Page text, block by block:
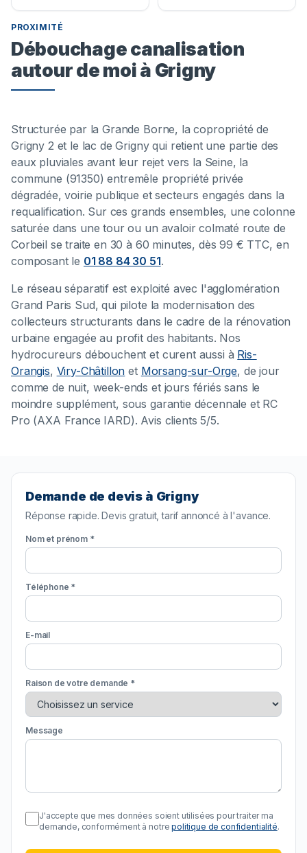
PROXIMITÉ
Débouchage canalisation
autour de moi à Grigny
Structurée par la Grande Borne, la copropriété de
Grigny 2 et le lac de Grigny qui retient une partie des
eaux pluviales avant leur rejet vers la Seine, la
commune (91350) entremêle propriété privée
dégradée, voirie publique et secteurs engagés dans la
requalification. Sur ces grands ensembles, une colonne
saturée dans une tour ou un avaloir colmaté route de
Corbeil se traite en 30 à 60 minutes, dès 99 € TTC, en
composant le 01 88 84 30 51.
Le réseau séparatif est exploité avec l'agglomération
Grand Paris Sud, qui pilote la modernisation des
collecteurs structurants dans le cadre de la rénovation
urbaine engagée au profit des habitants. Nos
hydrocureurs débouchent et curent aussi à Ris-
Orangis, Viry-Châtillon et Morsang-sur-Orge, de jour
comme de nuit, week-ends et jours fériés sans le
moindre supplément, sous garantie décennale et RC
Pro (AXA France IARD). Avis clients 5/5.
Demande de devis à Grigny
Réponse rapide. Devis gratuit, tarif annoncé à l'avance.
Nom et prénom *
Téléphone *
E-mail
Raison de votre demande *
Message
J'accepte que mes données soient utilisées pour traiter ma
demande, conformément à notre politique de confidentialité.